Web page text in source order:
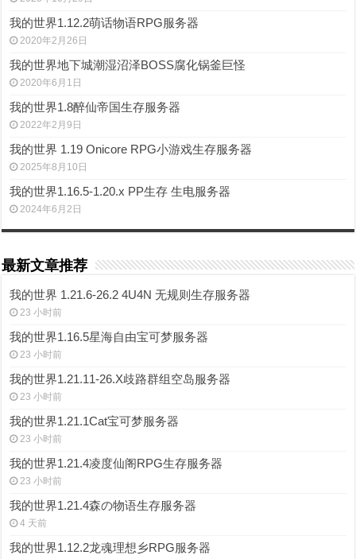
我的世界1.12.2萌话物语RPG服务器
2020年2月26日
我的世界地下城潮湿沼泽BOSS腐化锅釜巨怪
2020年6月1日
我的世界1.8醉仙帝国生存服务器
2022年2月9日
我的世界 1.19 Onicore RPG小游戏生存服务器
2025年8月10日
我的世界1.16.5-1.20.x PP生存 生电服务器
2024年6月2日
最新文章推荐
我的世界 1.21.6-26.2 4U4N 无规则生存服务器
23 小时前
我的世界1.16.5星海自由宝可梦服务器
23 小时前
我的世界1.21.11-26.X歧路群组空岛服务器
23 小时前
我的世界1.21.1Cat宝可梦服务器
23 小时前
我的世界1.21.4凌度仙阁RPG生存服务器
23 小时前
我的世界1.21.4森の物语生存服务器
4 天前
我的世界1.12.2龙魂理想乡RPG服务器